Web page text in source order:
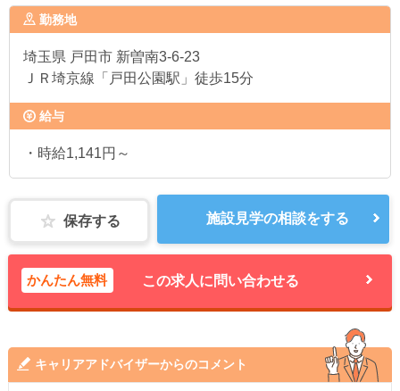
勤務地
埼玉県 戸田市 新曽南3-6-23
ＪＲ埼京線「戸田公園駅」徒歩15分
給与
・時給1,141円～
保存する 施設見学の相談をする
かんたん無料 この求人に問い合わせる
キャリアアドバイザーからのコメント